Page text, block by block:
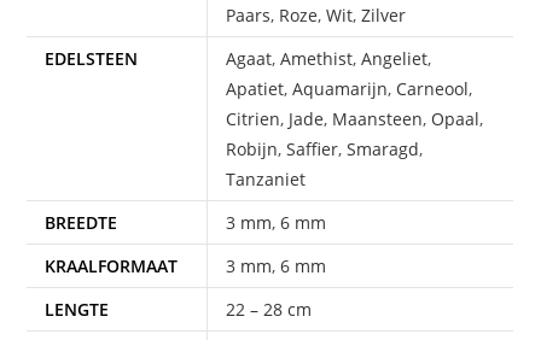
Paars, Roze,Wit,Zilver
EDELSTEEN
Agaat,Amethist,Angeliet,
Apatiet,Aquamarijn, Carneool,
Citrien, Jade, Maansteen, Opaal,
Robijn,Saffier,Smaragd,
Tanzaniet
BREEDTE
3 mm,6 mm
KRAALFORMAAT
3 mm,6 mm
LENGTE
22 – 28 cm